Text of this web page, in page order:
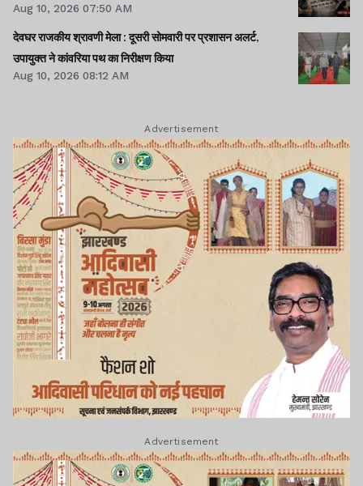
Aug 10, 2026 07:50 AM
देवघर राजकीय श्रावणी मेला : दूसरी सोमवारी पर प्रशासन अलर्ट,
उपायुक्त ने कांवरिया पथ का निरीक्षण किया
Aug 10, 2026 08:12 AM
Advertisement
Advertisement